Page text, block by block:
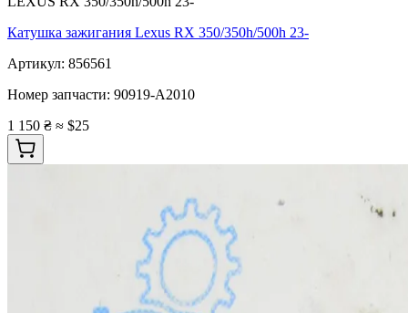
Катушка зажигания Lexus RX 350/350h/500h 23-
Артикул: 856561
Номер запчасти: 90919-A2010
1 150 ₴ ≈ $25